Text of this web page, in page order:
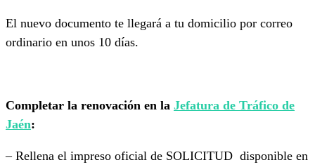
El nuevo documento te llegará a tu domicilio por correo
ordinario en unos 10 días.
Completar la renovación en la Jefatura de Tráfico de
Jaén:
– Rellena el impreso oficial de SOLICITUD disponible en